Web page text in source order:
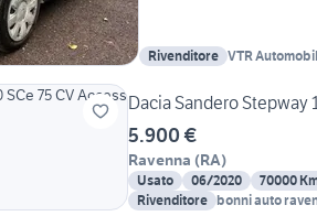
Rivenditore VTR
Dacia Sandero Stepway
5.900 €
Ravenna (RA)
Usato 06/2020 70000
Rivenditore bonni auto